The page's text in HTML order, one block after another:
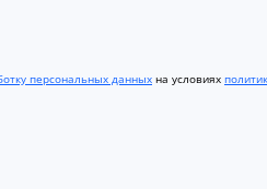
персональных данных на условиях